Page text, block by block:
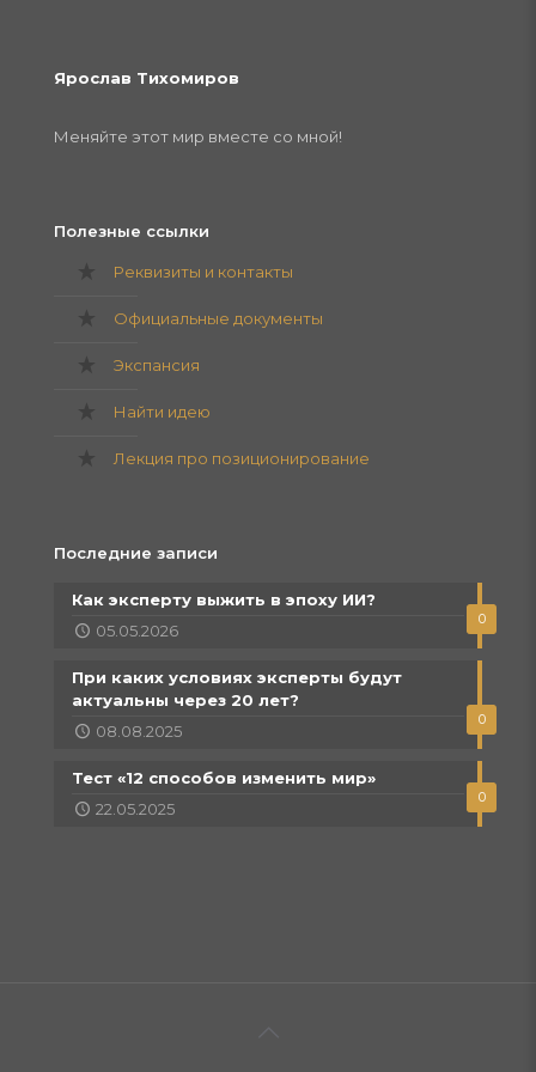
Ярослав Тихомиров
Меняйте этот мир вместе со мной!
Полезные ссылки
Реквизиты и контакты
Официальные документы
Экспансия
Найти идею
Лекция про позиционирование
Последние записи
0
Как эксперту выжить в эпоху ИИ?
05.05.2026
0
При каких условиях эксперты будут
актуальны через 20 лет?
08.08.2025
0
Тест «12 способов изменить мир»
22.05.2025